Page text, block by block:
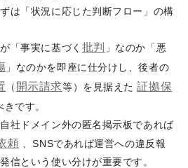
は「状況に応じた判断フロー」の構
「事実に基づく 批判
」なのか「悪
」なのかを即座に仕分けし、後者の
（ 開示請求等）を見据えた証拠保
です。
社ドメイン外の匿名掲示板であれば
頼 、SNSであれば運営への違反報
信という使い分けが重要です。